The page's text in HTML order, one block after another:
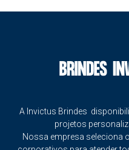
A Invictus Brindes
projetos
Nossa empresa seleciona